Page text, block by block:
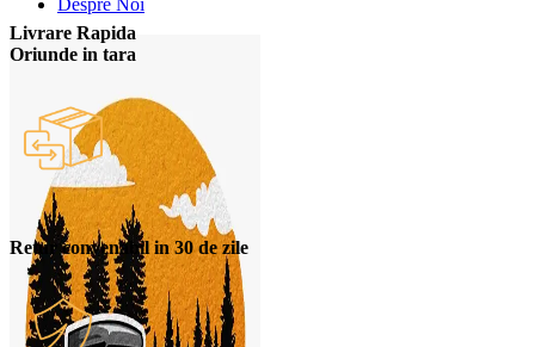
Despre Noi
Livrare Rapida
Oriunde in tara
Retur convenabil in 30 de zile